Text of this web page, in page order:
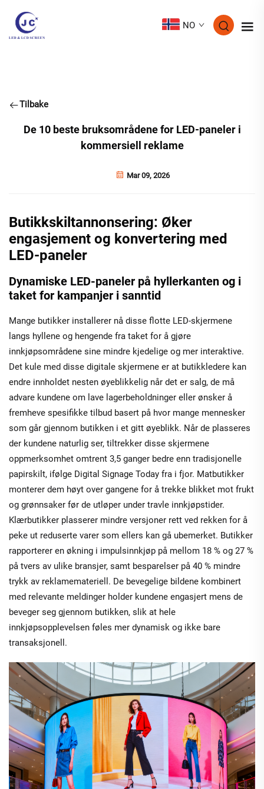
NO
Tilbake
De 10 beste bruksområdene for LED-paneler i
kommersiell reklame
Mar 09, 2026
Butikkskiltannonsering: Øker
engasjement og konvertering med
LED-paneler
Dynamiske LED-paneler på hyllerkanten og i
taket for kampanjer i sanntid
Mange butikker installerer nå disse flotte LED-skjermene
langs hyllene og hengende fra taket for å gjøre
innkjøpsområdene sine mindre kjedelige og mer interaktive.
Det kule med disse digitale skjermene er at butikkledere kan
endre innholdet nesten øyeblikkelig når det er salg, de må
advare kundene om lave lagerbeholdninger eller ønsker å
fremheve spesifikke tilbud basert på hvor mange mennesker
som går gjennom butikken i et gitt øyeblikk. Når de plasseres
der kundene naturlig ser, tiltrekker disse skjermene
oppmerksomhet omtrent 3,5 ganger bedre enn tradisjonelle
papirskilt, ifølge Digital Signage Today fra i fjor. Matbutikker
monterer dem høyt over gangene for å trekke blikket mot frukt
og grønnsaker før de utløper under travle innkjøpstider.
Klærbutikker plasserer mindre versjoner rett ved rekken for å
peke ut reduserte varer som ellers kan gå ubemerket. Butikker
rapporterer en økning i impulsinnkjøp på mellom 18 % og 27 %
på tvers av ulike bransjer, samt besparelser på 40 % mindre
trykk av reklamemateriell. De bevegelige bildene kombinert
med relevante meldinger holder kundene engasjert mens de
beveger seg gjennom butikken, slik at hele
innkjøpsopplevelsen føles mer dynamisk og ikke bare
transaksjonell.